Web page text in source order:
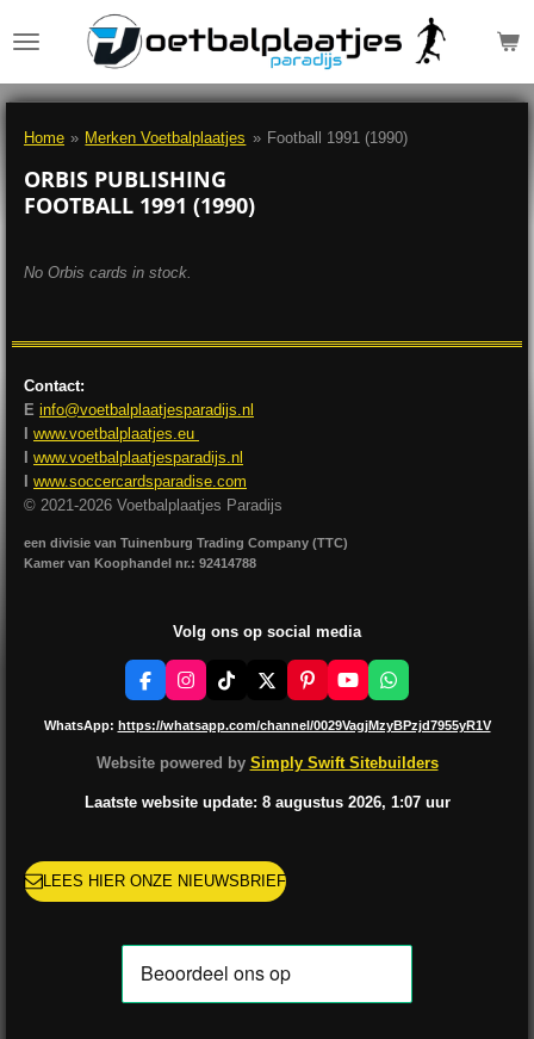
direct
de
Home » Merken Voetbalplaatjes » Football 1991 (1990)
ORBIS PUBLISHING
FOOTBALL 1991 (1990)
No Orbis cards in stock.
Contact:
E info@voetbalplaatjesparadijs.nl
I www.voetbalplaatjes.eu
I www.voetbalplaatjesparadijs.nl
I www.soccercardsparadise.com
© 2021-2026 Voetbalplaatjes Paradijs
een divisie van Tuinenburg Trading Company (TTC)
Kamer van Koophandel nr.: 92414788
Volg ons op social media
F
a
c
b
k
I
n
s
a
r
a
T
k
o
X
P
i
n
e
r
s
Y
o
u
u
b
e
W
h
a
s
A
p
p
WhatsApp: https://whatsapp.com/channel/0029VagjMzyBPzjd7955yR1V
Website powered by Simply Swift Sitebuilders
Laatste website update: 8 augustus 2026, 1:07 uur
LEES HIER ONZE NIEUWSBRIEF